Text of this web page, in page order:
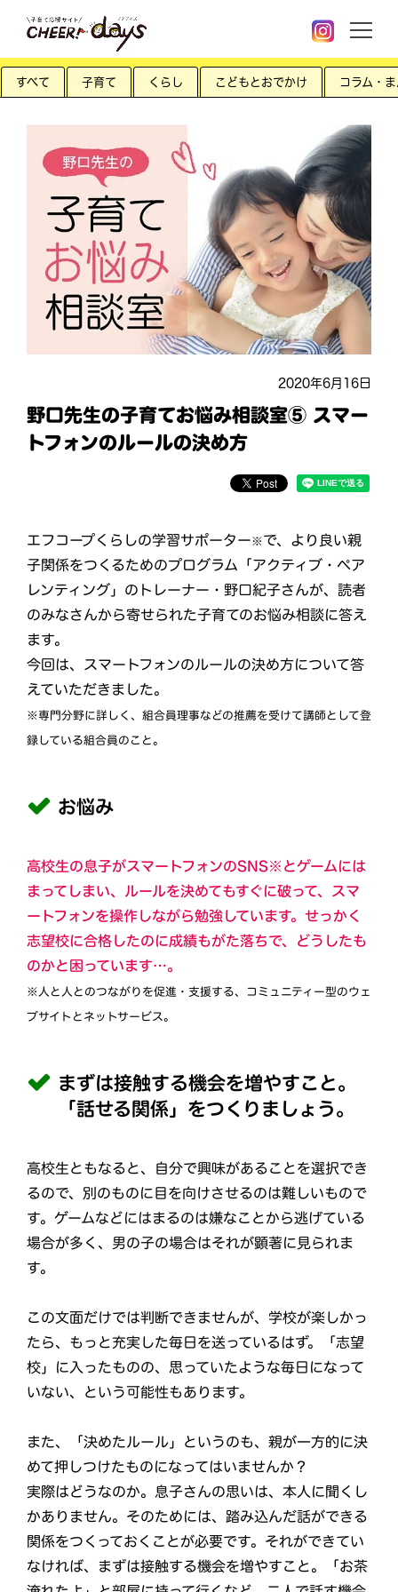
すべて 子育て くらし こどもとおでかけ コラム・
2020年6月16日
野口先生の子育てお悩み相談室⑤ スマー
トフォンのルールの決め方
エフコープくらしの学習サポーター※で、より良い親
子関係をつくるためのプログラム「アクティブ・ペア
レンティング」のトレーナー・野口紀子さんが、読者
のみなさんから寄せられた子育てのお悩み相談に答え
ます。
今回は、スマートフォンのルールの決め方について答
えていただきました。
※専門分野に詳しく、組合員理事などの推薦を受けて講師として登
録している組合員のこと。
お悩み
高校生の息子がスマートフォンのSNS※とゲームには
まってしまい、ルールを決めてもすぐに破って、スマ
ートフォンを操作しながら勉強しています。せっかく
志望校に合格したのに成績もがた落ちで、どうしたも
のかと困っています…。
※人と人とのつながりを促進・支援する、コミュニティー型のウェ
ブサイトとネットサービス。
まずは接触する機会を増やすこと。
「話せる関係」をつくりましょう。
高校生ともなると、自分で興味があることを選択でき
るので、別のものに目を向けさせるのは難しいもので
す。ゲームなどにはまるのは嫌なことから逃げている
場合が多く、男の子の場合はそれが顕著に見られま
す。
この文面だけでは判断できませんが、学校が楽しかっ
たら、もっと充実した毎日を送っているはず。「志望
校」に入ったものの、思っていたような毎日になって
いない、という可能性もあります。
また、「決めたルール」というのも、親が一方的に決
めて押しつけたものになってはいませんか？
実際はどうなのか。息子さんの思いは、本人に聞くし
かありません。そのためには、踏み込んだ話ができる
関係をつくっておくことが必要です。それができてい
なければ、まずは接触する機会を増やすこと。「お茶